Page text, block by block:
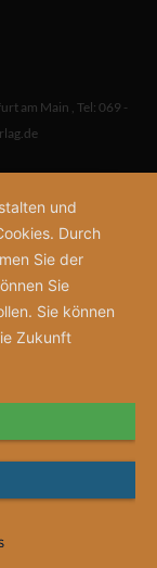
am Main , Tel: 069 -
und
Durch
Sie der
Sie
Sie können
Zukunft